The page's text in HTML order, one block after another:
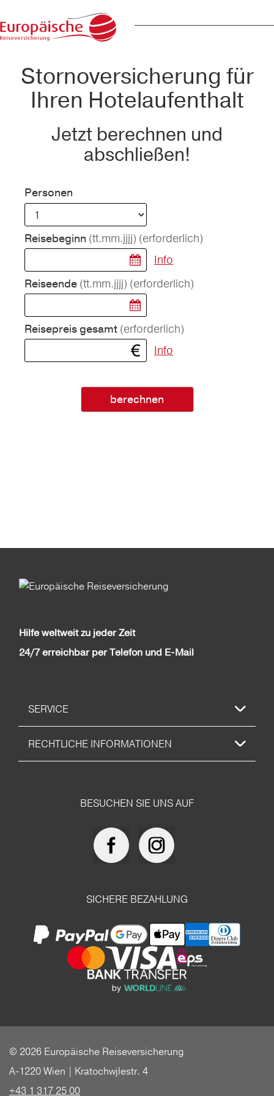
Stornoversicherung für
Ihren Hotelaufenthalt
Jetzt berechnen und
abschließen!
Personen
Reisebeginn (tt.mm.jjjj) (erforderlich)
Info
Reiseende (tt.mm.jjjj) (erforderlich)
Reisepreis gesamt (erforderlich)
Info
berechnen
Hilfe weltweit zu jeder Zeit
24/7 erreichbar per Telefon und E-Mail
SERVICE
RECHTLICHE INFORMATIONEN
BESUCHEN SIE UNS AUF
SICHERE BEZAHLUNG
© 2026 Europäische Reiseversicherung
A-1220 Wien | Kratochwjlestr. 4
+43 1 317 25 00